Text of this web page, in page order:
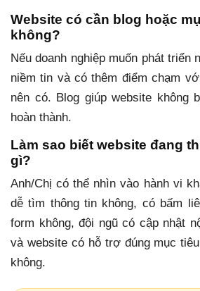
Website có cần blog hoặc
không?
Nếu doanh nghiệp muốn phát triển
niềm tin và có thêm điểm chạm
nên có. Blog giúp website không
hoàn thành.
Làm sao biết website đang
gì?
Anh/Chị có thể nhìn vào hành vi
dễ tìm thông tin không, có bấm
form không, đội ngũ có cập nhật
và website có hỗ trợ đúng mục
không.